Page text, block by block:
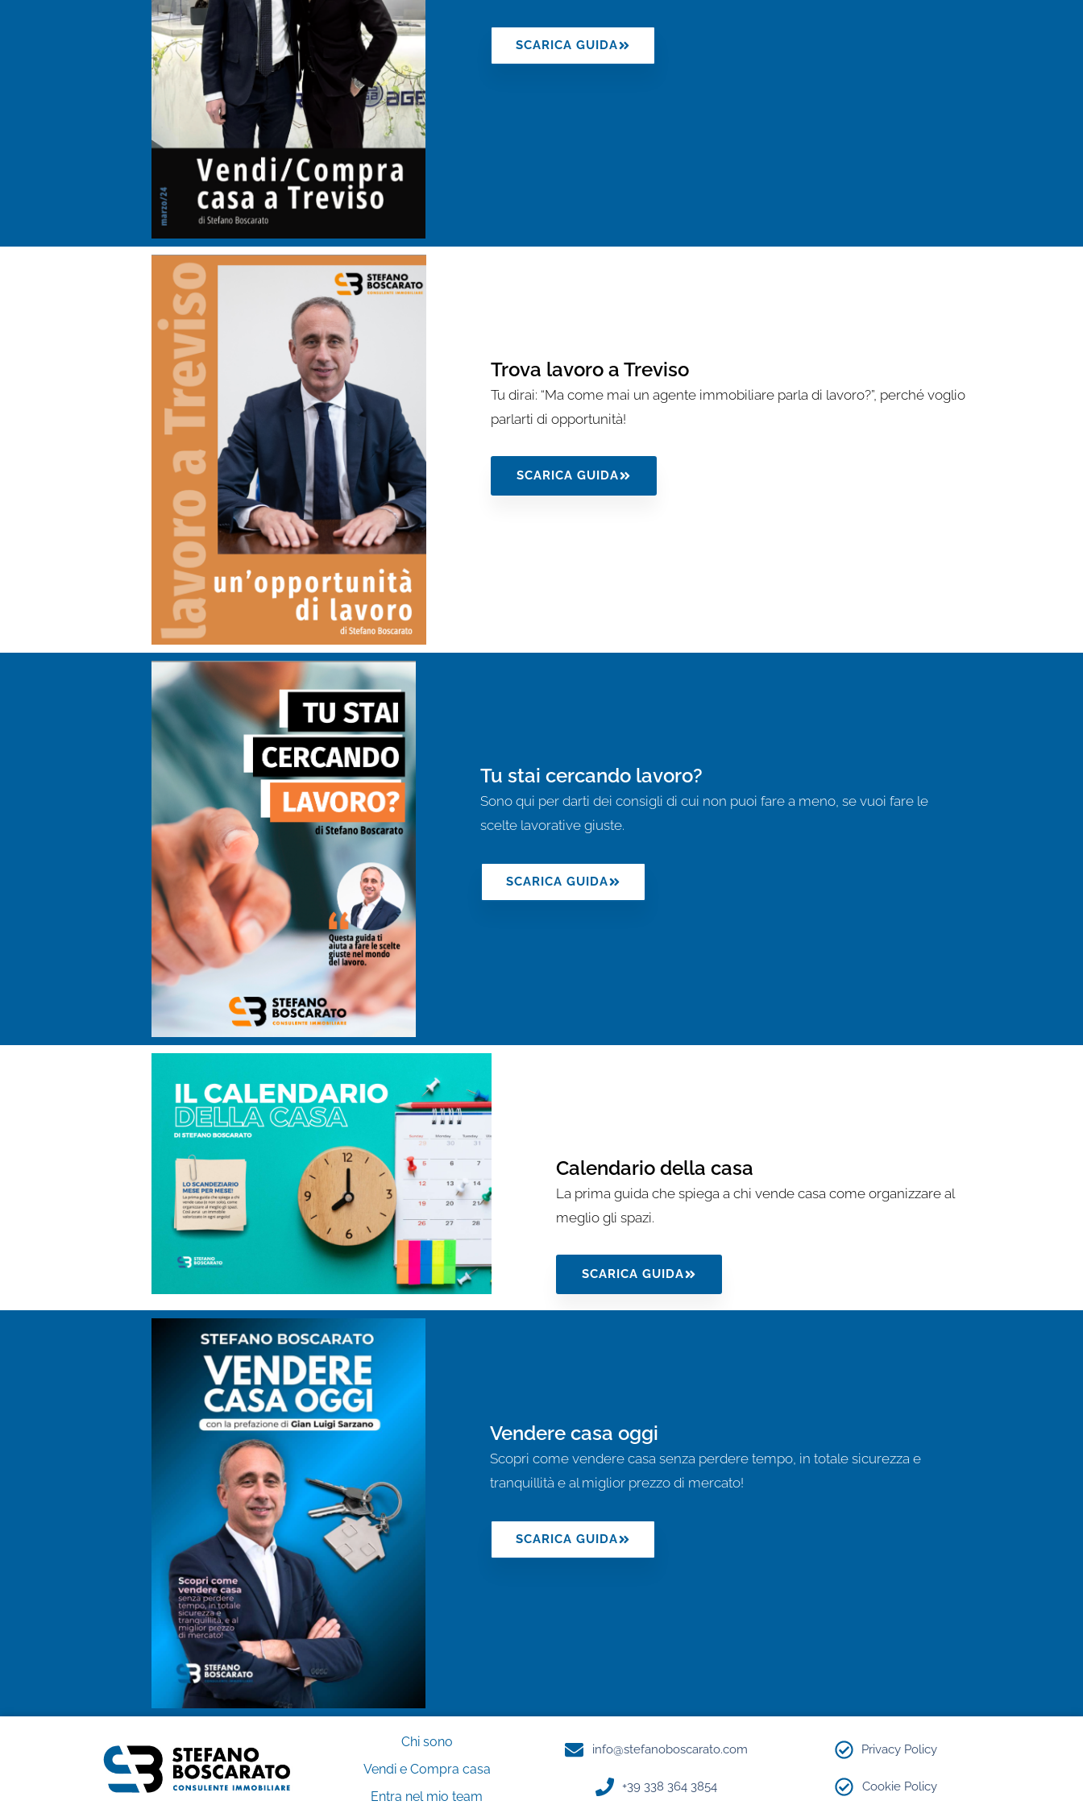
SCARICA GUIDA
Trova lavoro a Treviso
Tu dirai: “Ma come mai un agente immobiliare parla di lavoro?”, perché voglio
parlarti di opportunità!
SCARICA GUIDA
Tu stai cercando lavoro?
Sono qui per darti dei consigli di cui non puoi fare a meno, se vuoi fare le
scelte lavorative giuste.
SCARICA GUIDA
Calendario della casa
La prima guida che spiega a chi vende casa come organizzare al
meglio gli spazi.
SCARICA GUIDA
Vendere casa oggi
Scopri come vendere casa senza perdere tempo, in totale sicurezza e
tranquillità e al miglior prezzo di mercato!
SCARICA GUIDA
Chi sono
Vendi e Compra casa
Entra nel mio team
info@stefanoboscarato.com​
+39 338 364 3854​
Privacy Policy
Cookie Policy